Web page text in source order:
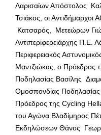
Λαρισαίων Απόστολος
Τσιάκος, οι
Κατσαρός, Μετεώρων
Αντιπεριφερειάρχης Π.Ε.
Περιφερειακός
Μαντζιώκας, ο Πρόεδρος
Ποδηλασίας Βασίλης
Ομοσπονδίας
Πρόεδρος της Cycling
του Αγώνα Βλαδίμηρος
Εκδηλώσεων Θάνος